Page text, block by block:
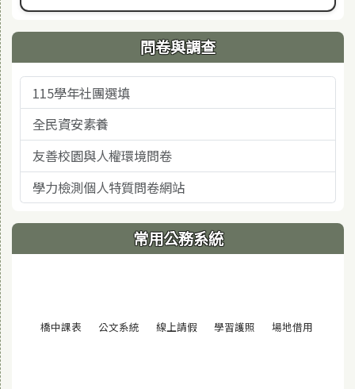
問卷與調查
115學年社團選填
全民資安素養
友善校園與人權環境問卷
學力檢測個人特質問卷網站
常用公務系統
橋中課表 (另開視窗)
公文系統 (另開視窗)
線上請假 (另開視窗)
學習護照 (另開視窗)
場地借用